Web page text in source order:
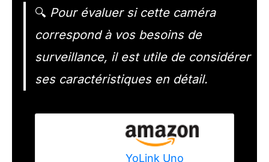
🔍 Pour évaluer si cette caméra
correspond à vos besoins de
surveillance, il est utile de considérer
ses caractéristiques en détail.
YoLink Uno